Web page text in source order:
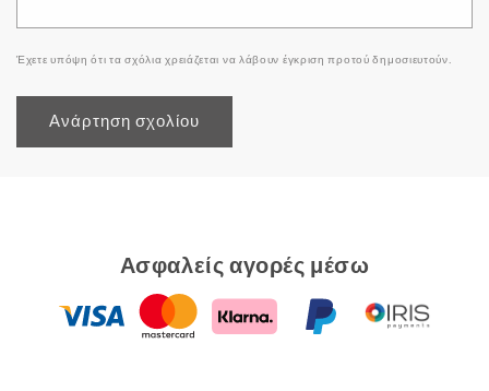
Έχετε υπόψη ότι τα σχόλια χρειάζεται να λάβουν έγκριση προτού δημοσιευτούν.
Ασφαλείς αγορές μέσω